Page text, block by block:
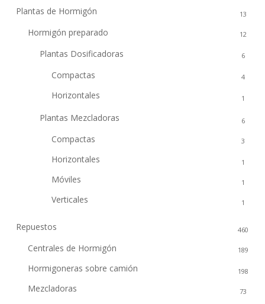
Plantas de Hormigón 13
Hormigón preparado 12
Plantas Dosificadoras 6
Compactas 4
Horizontales 1
Plantas Mezcladoras 6
Compactas 3
Horizontales 1
Móviles 1
Verticales 1
Repuestos 460
Centrales de Hormigón 189
Hormigoneras sobre camión 198
Mezcladoras 73